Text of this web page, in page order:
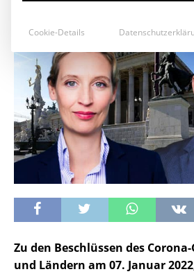
Zu den Beschlüssen des
und Ländern am 07. Januar
Cookie-Details